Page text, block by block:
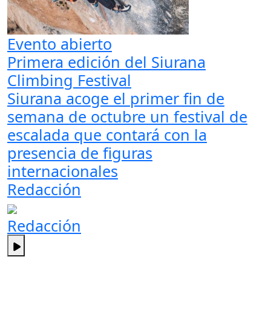
Evento abierto
Primera edición del Siurana
Climbing Festival
Siurana acoge el primer fin de
semana de octubre un festival de
escalada que contará con la
presencia de figuras
internacionales
Redacción
Redacción